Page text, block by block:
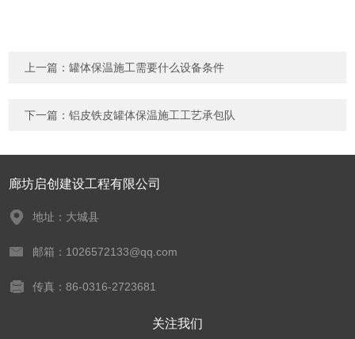
上一篇：罐体保温施工需要什么设备条件
下一篇：铝皮铁皮罐体保温施工工艺承包队
廊坊启创建设工程有限公司
地址：大城县
邮箱：1026572133@qq.com
传真：86-0316-2723681
关注我们